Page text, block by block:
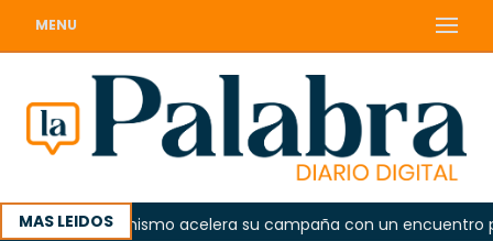
MENU
MAS LEIDOS
El peronismo acelera su campaña con un encuentro